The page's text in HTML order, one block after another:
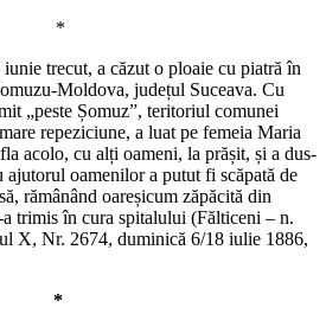
*
trecut, a căzut o ploaie cu piatră în
Moldova, județul Suceava. Cu
„peste Șomuz”, teritoriul comunei
repeziciune, a luat pe femeia Maria
acolo, cu alți oameni, la prășit, și a dus-
ajutorul oamenilor a putut fi scăpată de
rămânând oareșicum zăpăcită din
a trimis în cura spitalului (Fălticeni – n.
X, Nr. 2674, duminică 6/18 iulie 1886,
*